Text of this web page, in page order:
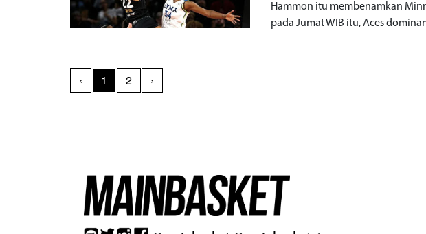
Hammon itu membenamkan
pada Jumat WIB itu, Aces
‹ 1 2 ›